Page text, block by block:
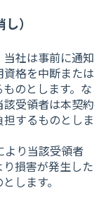
）
社は事前に通知
格を中断または
のとします。な
受領者は本契約
するものとしま
より当該受領者
損害が発生した
します。